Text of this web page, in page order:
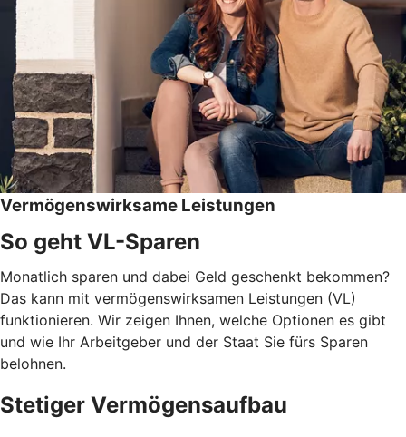
Vermögenswirksame Leistungen
So geht VL-Sparen
Monatlich sparen und dabei Geld geschenkt bekommen?
Das kann mit vermögenswirksamen Leistungen (VL)
funktionieren. Wir zeigen Ihnen, welche Optionen es gibt
und wie Ihr Arbeitgeber und der Staat Sie fürs Sparen
belohnen.
Stetiger Vermögensaufbau